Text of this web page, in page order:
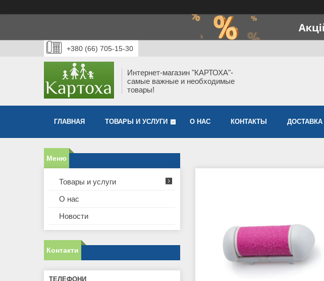
+380 (66) 705-15-30
Интернет-магазин "КАРТОХА"-
самые важные и необходимые
товары!
ГЛАВНАЯ ТОВАРЫ И УСЛУГИ О НАС КОНТАКТЫ
Товары и услуги
О нас
Новости
Контакти